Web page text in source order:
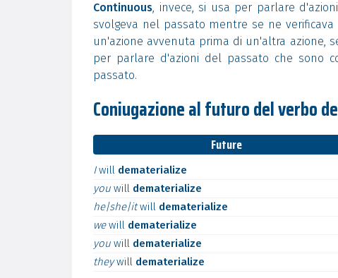
Continuous, invece, si usa per parlare
svolgeva nel passato mentre se ne
un'azione avvenuta prima di un'altra azione,
per parlare d'azioni del passato che sono
passato.
Coniugazione al futuro del verbo
Future
Iwill dematerialize
you will dematerialize
he|she|itwill dematerialize
wewill dematerialize
you will dematerialize
theywill dematerialize